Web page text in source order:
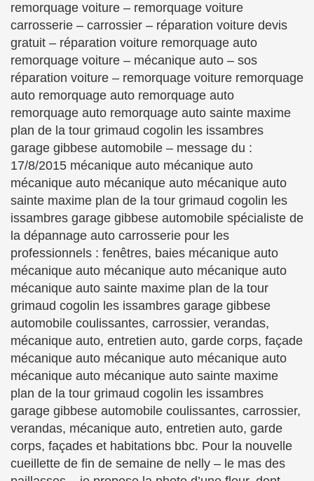
remorquage voiture – remorquage voiture
carrosserie – carrossier – réparation voiture devis
gratuit – réparation voiture remorquage auto
remorquage voiture – mécanique auto – sos
réparation voiture – remorquage voiture remorquage
auto remorquage auto remorquage auto
remorquage auto remorquage auto sainte maxime
plan de la tour grimaud cogolin les issambres
garage gibbese automobile – message du :
17/8/2015 mécanique auto mécanique auto
mécanique auto mécanique auto mécanique auto
sainte maxime plan de la tour grimaud cogolin les
issambres garage gibbese automobile spécialiste de
la dépannage auto carrosserie pour les
professionnels : fenêtres, baies mécanique auto
mécanique auto mécanique auto mécanique auto
mécanique auto sainte maxime plan de la tour
grimaud cogolin les issambres garage gibbese
automobile coulissantes, carrossier, verandas,
mécanique auto, entretien auto, garde corps, façade
mécanique auto mécanique auto mécanique auto
mécanique auto mécanique auto sainte maxime
plan de la tour grimaud cogolin les issambres
garage gibbese automobile coulissantes, carrossier,
verandas, mécanique auto, entretien auto, garde
corps, façades et habitations bbc. Pour la nouvelle
cueillette de fin de semaine de nelly – le mas des